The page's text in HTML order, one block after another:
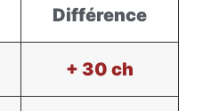
Différence
+ 30 ch